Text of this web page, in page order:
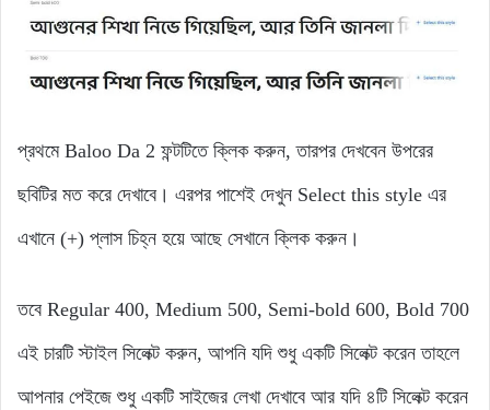
প্রথমে Baloo Da 2 ফন্টটিতে ক্লিক করুন, তারপর দেখবেন উপরের
ছবিটির মত করে দেখাবে। এরপর পাশেই দেখুন Select this style এর
এখানে (+) প্লাস চিহ্ন হয়ে আছে সেখানে ক্লিক করুন।
তবে Regular 400, Medium 500, Semi-bold 600, Bold 700
এই চারটি স্টাইল সিলেক্ট করুন, আপনি যদি শুধু একটি সিলেক্ট করেন তাহলে
আপনার পেইজে শুধু একটি সাইজের লেখা দেখাবে আর যদি ৪টি সিলেক্ট করেন